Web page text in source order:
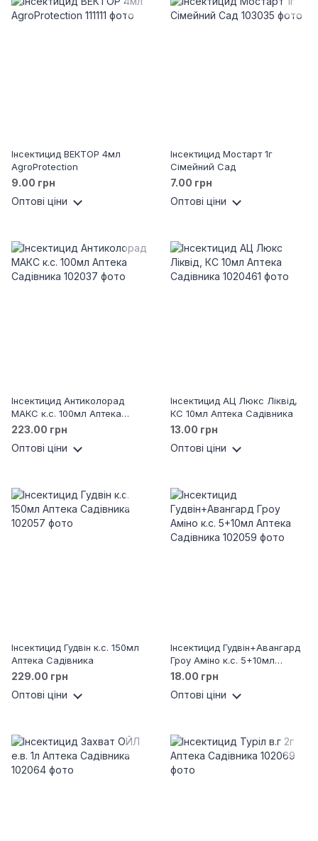
Інсектицид ВЕКТОР 4мл
AgroProtection
9.00 грн
Оптові ціни
Інсектицид Мостарт 1г
Сімейний Сад
7.00 грн
Оптові ціни
Інсектицид Антиколорад
МАКС к.с. 100мл Аптека
Садівника
223.00 грн
Оптові ціни
Інсектицид АЦ Люкс Ліквід,
КС 10мл Аптека Садівника
13.00 грн
Оптові ціни
Інсектицид Гудвін к.с. 150мл
Аптека Садівника
229.00 грн
Оптові ціни
Інсектицид Гудвін+Авангард
Гроу Аміно к.с. 5+10мл
Аптека Садівника
18.00 грн
Оптові ціни